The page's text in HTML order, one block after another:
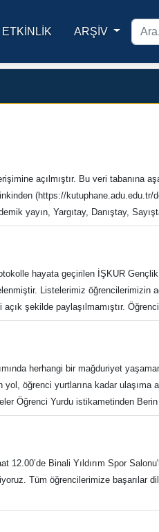
Sayfa
ETKINLIK ARŞİV
açılmıştır. Bu veri tabanına
(https://kutuphane.adu.edu.tr/
yayın, Yargıtay, Danıştay,
ve tüm güncel mevzuatı
içtihat, görüş ve mevzuatı
tabanıdır. Sistem ayrıca,
yazılım içermektedir. Erişim
30.11.20225 Görüş ve
Dostu Kütüphanesi Web:
adukutuphane/
hayata geçirilen İŞKUR
Listelerimiz öğrencilerimizin
şekilde paylaşılmamıştır.
imzalayacakları
son teslim tarihi 07 Kasım 2025
yapılması gerekmektedir. Not 2:
başvurup adı çıkmayan
kadar yedeklerden alım
Nüfus
alınmış e-devlet) 4. Yurt
herhangi bir mağduriyet
öğrenci yurtlarına kadar ulaşıma
Öğrenci Yurdu istikametinden
hale getirilmesi amacıyla,
12.00’de Binali Yıldırım Spor
Tüm öğrencilerimize başarılar